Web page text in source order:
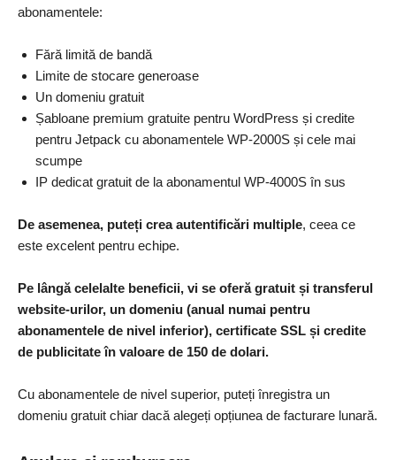
abonamentele:
Fără limită de bandă
Limite de stocare generoase
Un domeniu gratuit
Șabloane premium gratuite pentru WordPress și credite
pentru Jetpack cu abonamentele WP-2000S și cele mai
scumpe
IP dedicat gratuit de la abonamentul WP-4000S în sus
De asemenea, puteți crea autentificări multiple, ceea ce
este excelent pentru echipe.
Pe lângă celelalte beneficii, vi se oferă gratuit și transferul
website-urilor, un domeniu (anual numai pentru
abonamentele de nivel inferior), certificate SSL și credite
de publicitate în valoare de 150 de dolari.
Cu abonamentele de nivel superior, puteți înregistra un
domeniu gratuit chiar dacă alegeți opțiunea de facturare lunară.